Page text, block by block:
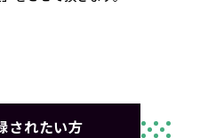
されたい方